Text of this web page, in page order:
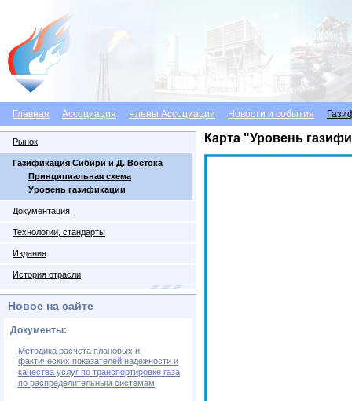
Главная Ассоциация Члены Ассоциации Новости и события
Рынок
Газификация Сибири и Д. Востока
Принципиальная схема
Уровень газификации
Документация
Технологии, стандарты
Издания
История отрасли
Новое на сайте
Документы:
Методика расчета плановых и
фактических показателей надежности и
качества услуг по транспортировке газа
по распределительным системам
Карта "Уровень